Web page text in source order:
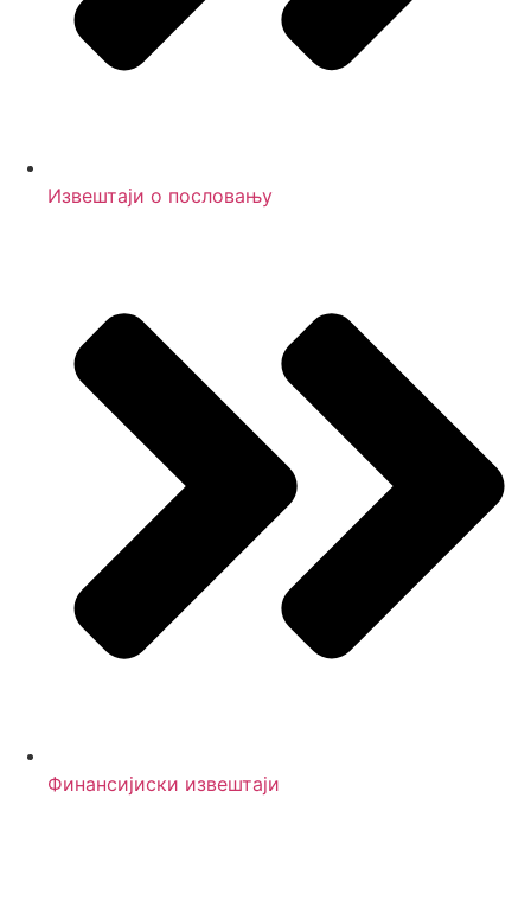
Извештаји о пословању
Финансијиски извештаји